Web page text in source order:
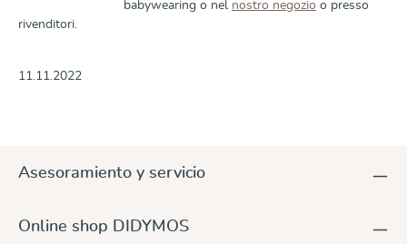
babywearing o nel nostro negozio o presso
rivenditori.
11.11.2022
Asesoramiento y servicio
Online shop DIDYMOS